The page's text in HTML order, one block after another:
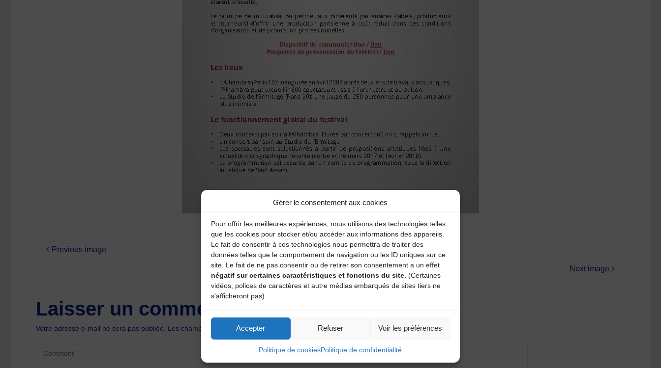
Gérer le consentement aux cookies
Pour offrir les meilleures expériences, nous utilisons des technologies telles
que les cookies pour stocker et/ou accéder aux informations des appareils.
Le fait de consentir à ces technologies nous permettra de traiter des
données telles que le comportement de navigation ou les ID uniques sur ce
site. Le fait de ne pas consentir ou de retirer son consentement a un effet
négatif sur certaines caractéristiques et fonctions du site. (Certaines
vidéos, polices de caractères et autre médias embarqués de sites tiers ne
s'afficheront pas)
Accepter Refuser Voir les préférences
Politique de cookiesPolitique de confidentialité
Previous image
Next image
Laisser un commentaire
Votre adresse e-mail ne sera pas publiée. Les champs obligatoires sont indiqués avec